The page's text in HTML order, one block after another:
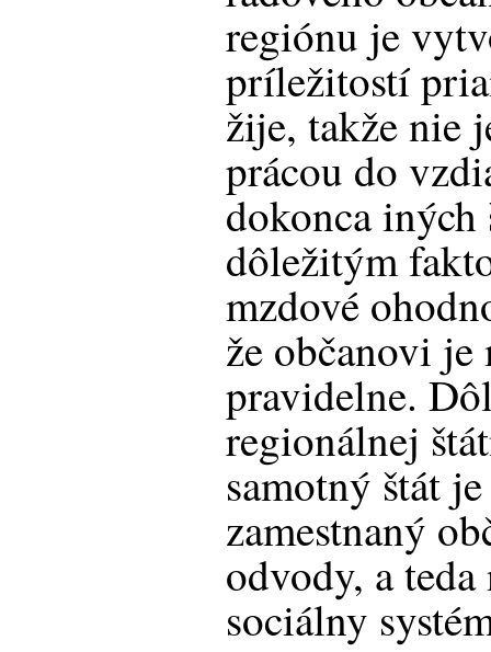
regiónu je
príležitostí
žije, takže nie
prácou do
dokonca iných
dôležitým
mzdové
že občanovi je
pravidelne.
regionálnej
samotný štát
zamestnaný
odvody, a
sociálny